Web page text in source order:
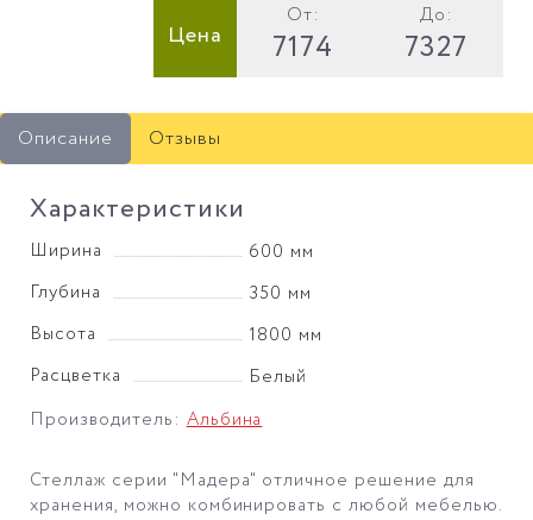
Цена
От:
7174
До:
7327
Описание Отзывы
Характеристики
Ширина
600 мм
Глубина
350 мм
Высота
1800 мм
Расцветка
Белый
Производитель:Альбина
Стеллаж серии "Мадера" отличное решение для
хранения, можно комбинировать с любой мебелью.